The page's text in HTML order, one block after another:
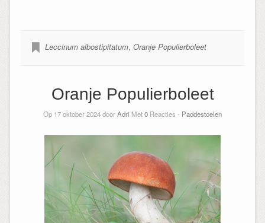
Leccinum albostipitatum, Oranje Populierboleet
Oranje Populierboleet
Op 17 oktober 2024 doorAdri Met0 Reacties - Paddestoelen